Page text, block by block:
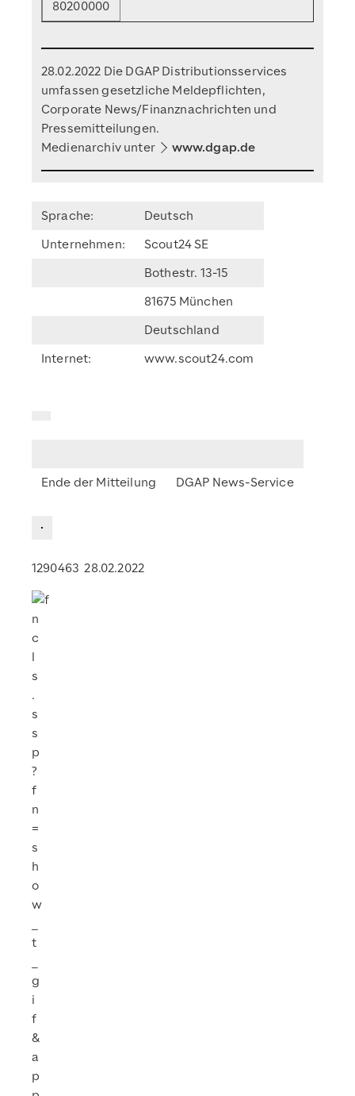
80200000
28.02.2022 Die DGAP Distributionsservices
umfassen gesetzliche Meldepflichten,
Corporate News/Finanznachrichten und
Pressemitteilungen.
Medienarchiv unter
www.dgap.de
Sprache:
Deutsch
Unternehmen:
Scout24 SE
Bothestr. 13-15
81675 München
Deutschland
Internet:
www.scout24.com
Ende der Mitteilung DGAP News-Service
1290463 28.02.2022